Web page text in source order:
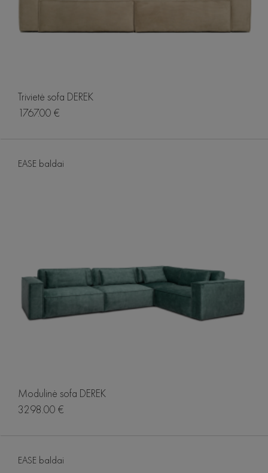
Trivietė sofa DEREK
1767.00 €
EASE baldai
Modulinė sofa DEREK
3298.00 €
EASE baldai